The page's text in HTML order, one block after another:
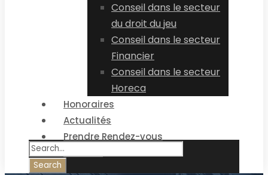
Conseil dans le secteur
du droit du jeu
Conseil dans le secteur
Financier
Conseil dans le secteur
Horeca
Honoraires
Actualités
Prendre Rendez-vous
Contact